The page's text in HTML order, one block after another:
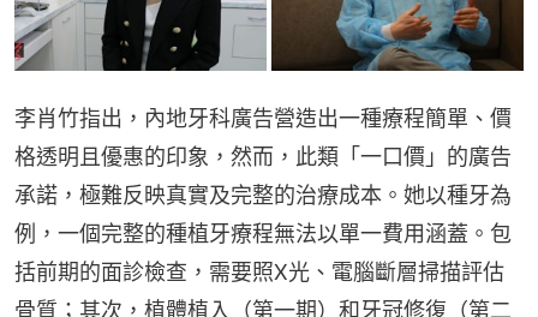
李肖竹指出，內地牙科廣告營造出一種療程簡單、價
格透明且優惠的印象，然而，此類「一口價」的廣告
承諾，極難反映真實及完整的治療成本。她以種牙為
例，一個完整的種植牙療程無法以單一費用涵蓋。包
括前期的面診檢查，需要照X光、電腦斷層掃描評估
骨質；其次，植體植入（第一期）和牙冠修復（第二